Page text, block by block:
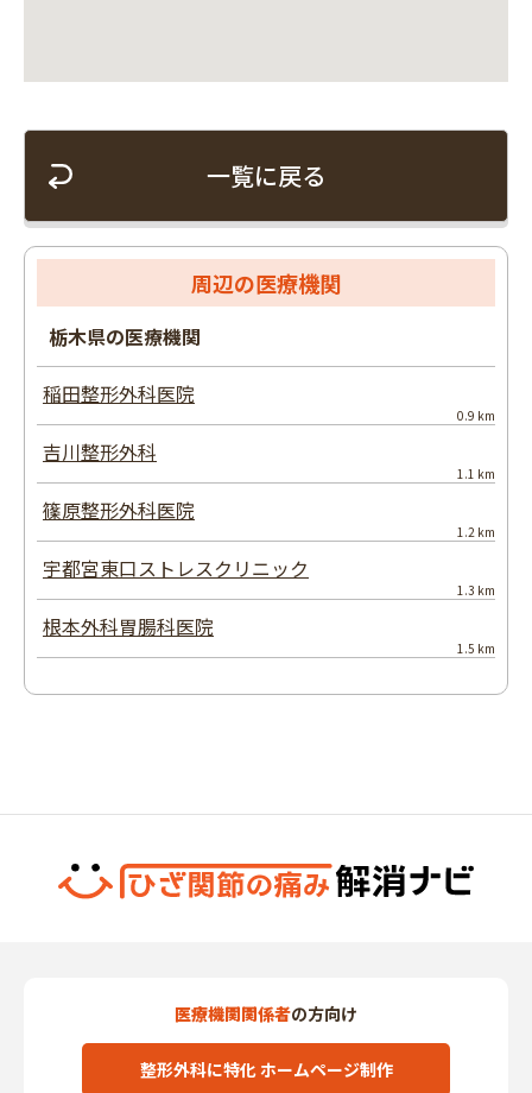
一覧に戻る
周辺の医療機関
栃木県の医療機関
稲田整形外科医院
0.9 km
吉川整形外科
1.1 km
篠原整形外科医院
1.2 km
宇都宮東口ストレスクリニック
1.3 km
根本外科胃腸科医院
1.5 km
医療機関関係者の方向け
整形外科に特化 ホームページ制作